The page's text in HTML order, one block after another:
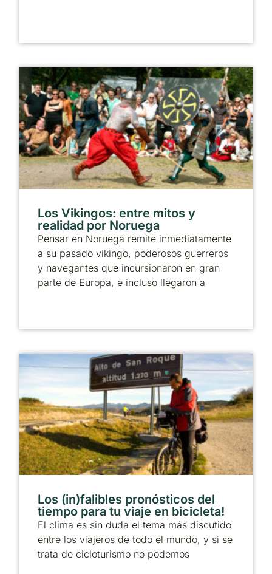
Los Vikingos: entre mitos y
realidad por Noruega
Pensar en Noruega remite inmediatamente
a su pasado vikingo, poderosos guerreros
y navegantes que incursionaron en gran
parte de Europa, e incluso llegaron a
Los (in)falibles pronósticos del
tiempo para tu viaje en bicicleta!
El clima es sin duda el tema más discutido
entre los viajeros de todo el mundo, y si se
trata de cicloturismo no podemos